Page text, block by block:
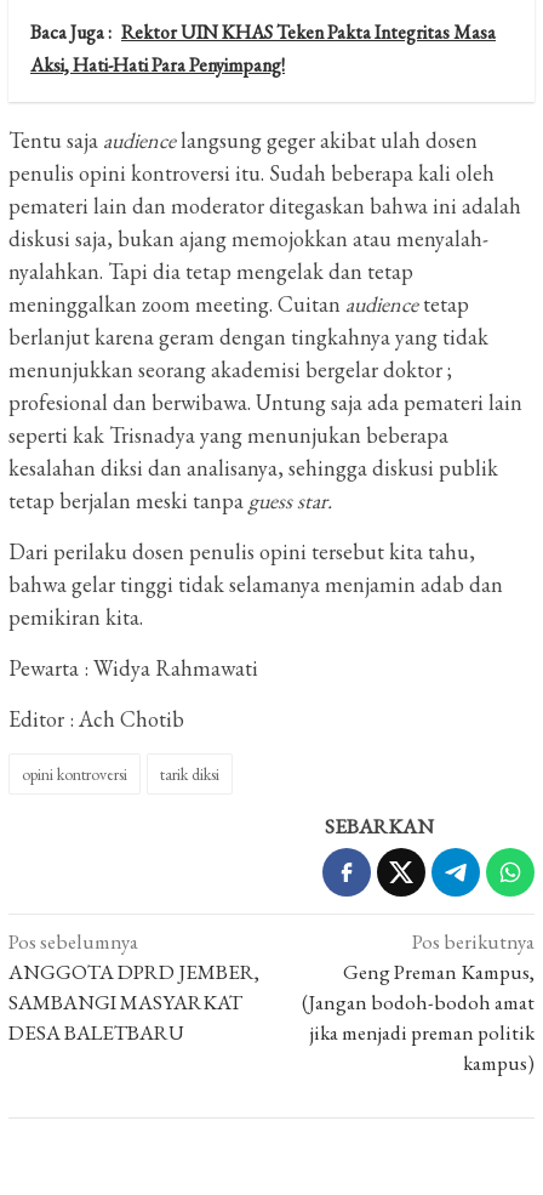
Baca Juga : Rektor UIN KHAS Teken Pakta Integritas Masa
Aksi, Hati-Hati Para Penyimpang!
Tentu saja audiencelangsung geger akibat ulah dosen
penulis opini kontroversi itu. Sudah beberapa kali oleh
pemateri lain dan moderator ditegaskan bahwa ini adalah
diskusi saja, bukan ajang memojokkan atau menyalah-
nyalahkan. Tapi dia tetap mengelak dan tetap
meninggalkan zoom meeting. Cuitan audiencetetap
berlanjut karena geram dengan tingkahnya yang tidak
menunjukkan seorang akademisi bergelar doktor ;
profesional dan berwibawa. Untung saja ada pemateri lain
seperti kak Trisnadya yang menunjukan beberapa
kesalahan diksi dan analisanya, sehingga diskusi publik
tetap berjalan meski tanpa guess star.
Dari perilaku dosen penulis opini tersebut kita tahu,
bahwa gelar tinggi tidak selamanya menjamin adab dan
pemikiran kita.
Pewarta : Widya Rahmawati
Editor : Ach Chotib
opini kontroversi tarik diksi
SEBARKAN
Navigasi
pos
Pos sebelumnya
ANGGOTA DPRD JEMBER,
SAMBANGI MASYARKAT
DESA BALETBARU
Pos berikutnya
Geng Preman Kampus,
(Jangan bodoh-bodoh amat
jika menjadi preman politik
kampus)